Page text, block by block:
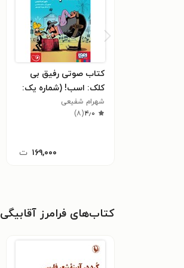
کتاب صوتی رفیق بی
کلک: اسب! (شماره یک:
تغییر قیافه)
شهرام شفیعی
۴٫۰(۸)
۱۶۹,۰۰۰ ت
کتاب‌های فرامرز آقابیگی